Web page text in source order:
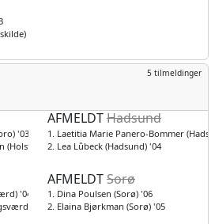
'03
5 tilmeldinger
'03
(Holstebro) '06
AFMELDTHadsund
1. Laetitia Marie Panero-Bommer
2. Lea Lûbeck (Hadsund) '04
'04
'03
AFMELDTSorø
1. Dina Poulsen (Sorø) '06
2. Elaina Bjørkman (Sorø) '05